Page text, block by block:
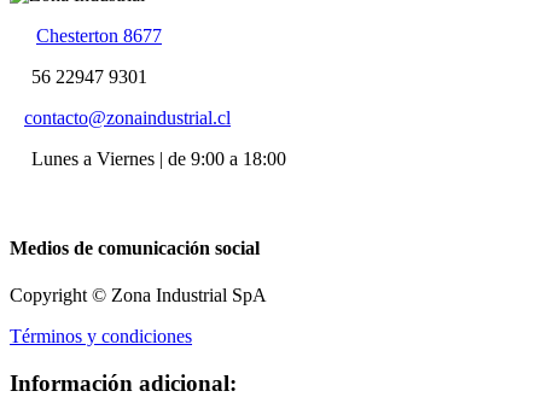
Chesterton 8677
56 22947 9301
contacto@zonaindustrial.cl
Lunes a Viernes | de 9:00 a 18:00
Medios de comunicación social
Copyright © Zona Industrial SpA
Términos y condiciones
Información adicional: